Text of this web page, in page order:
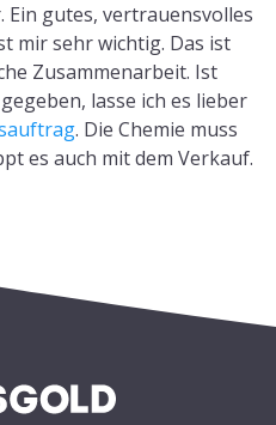
gutes, vertrauensvolles
mir sehr wichtig. Das ist
Zusammenarbeit. Ist
lasse ich es lieber
. Die Chemie muss
es auch mit dem Verkauf.